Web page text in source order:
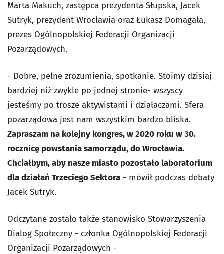
Marta Makuch, zastępca prezydenta Słupska, Jacek
Sutryk, prezydent Wrocławia oraz Łukasz Domagała,
prezes Ogólnopolskiej Federacji Organizacji
Pozarządowych.
- Dobre, pełne zrozumienia, spotkanie. Stoimy dzisiaj
bardziej niż zwykle po jednej stronie- wszyscy
jesteśmy po trosze aktywistami i działaczami. Sfera
pozarządowa jest nam wszystkim bardzo bliska.
Zapraszam na kolejny kongres, w 2020 roku w 30.
rocznicę powstania samorządu, do Wrocławia.
Chciałbym, aby nasze miasto pozostało laboratorium
dla działań Trzeciego Sektora - mówił podczas debaty
Jacek Sutryk.
Odczytane zostało także stanowisko Stowarzyszenia
Dialog Społeczny - członka Ogólnopolskiej Federacji
Organizacji Pozarządowych -